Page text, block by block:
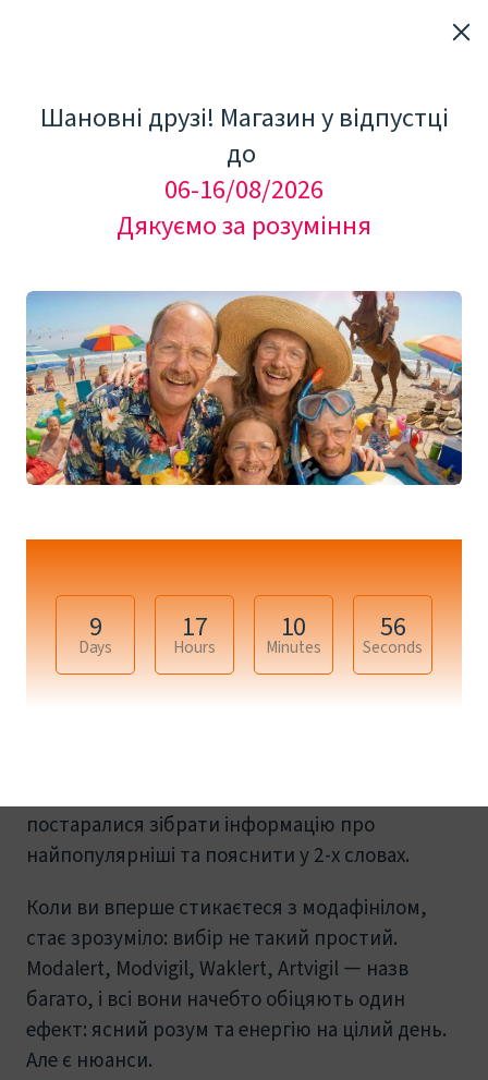
8 May 2025
Порівняння ноотропів
Modalert, Modvigil,
Waklert та Artvigil: що
вибрати?
mezo.in.ua - Краса Тіла та Обличчя
Який модафініл найкращий?
Єдиного "найкращого" варіанта не існує - все
постаралися зібрати інформацію про
найпопулярніші та пояснити у 2-х словах.
Коли ви вперше стикаєтеся з модафінілом,
стає зрозуміло: вибір не такий простий.
Modalert, Modvigil, Waklert, Artvigil — назв
багато, і всі вони начебто обіцяють один
ефект: ясний розум та енергію на цілий день.
Але є нюанси.
Шановні друзі! Магазин у відпустці
до
06-16/08/2026
Дякуємо за розуміння
9
Days
17
Hours
10
Minutes
56
Seconds